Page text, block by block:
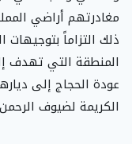
مغادرتهم أراضي
ذلك التزاماً بتوجيهات
المنطقة التي تهدف
عودة الحجاج إلى
الكريمة لضيوف